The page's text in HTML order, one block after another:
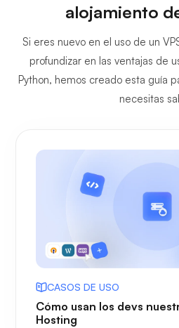
alojamiento
Si eres nuevo en el uso de un
profundizar en las ventajas de
Python, hemos creado esta guía
necesitas
CASOS DE USO
Cómo usan los devs
Hosting